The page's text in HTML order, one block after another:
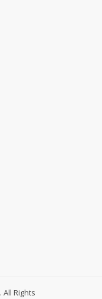
. All Rights